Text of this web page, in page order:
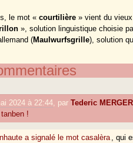
le mot «courtilière » vient du
», solution linguistique choisie
(Maulwurfsgrille), solution
2024 à 22:44 parTederic MERGER
!
a signalé le mot casalèra , qui